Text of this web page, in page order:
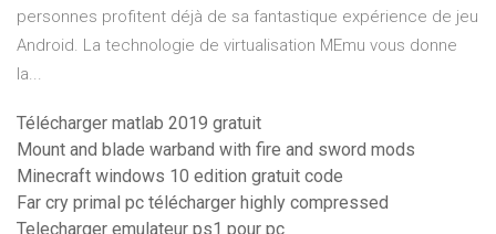
personnes profitent déjà de sa fantastique expérience de jeu
Android. La technologie de virtualisation MEmu vous donne
la...
Télécharger matlab 2019 gratuit
Mount and blade warband with fire and sword mods
Minecraft windows 10 edition gratuit code
Far cry primal pc télécharger highly compressed
Telecharger emulateur ps1 pour pc